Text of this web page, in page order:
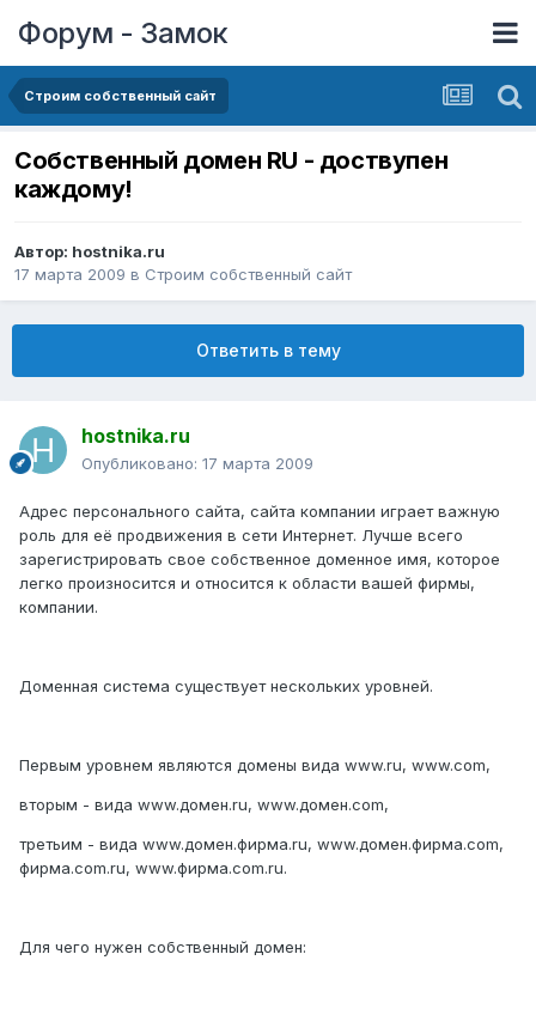
Форум - Замок
Строим собственный сайт
Собственный домен RU - доствупен
каждому!
Автор: hostnika.ru
17 марта 2009 в Строим собственный сайт
Ответить в тему
hostnika.ru
Опубликовано: 17 марта 2009
Адрес персонального сайта, сайта компании играет важную
роль для её продвижения в сети Интернет. Лучше всего
зарегистрировать свое собственное доменное имя, которое
легко произносится и относится к области вашей фирмы,
компании.
Доменная система существует нескольких уровней.
Первым уровнем являются домены вида www.ru, www.com,
вторым - вида www.домен.ru, www.домен.com,
третьим - вида www.домен.фирма.ru, www.домен.фирма.com,
фирма.com.ru, www.фирма.com.ru.
Для чего нужен собственный домен: